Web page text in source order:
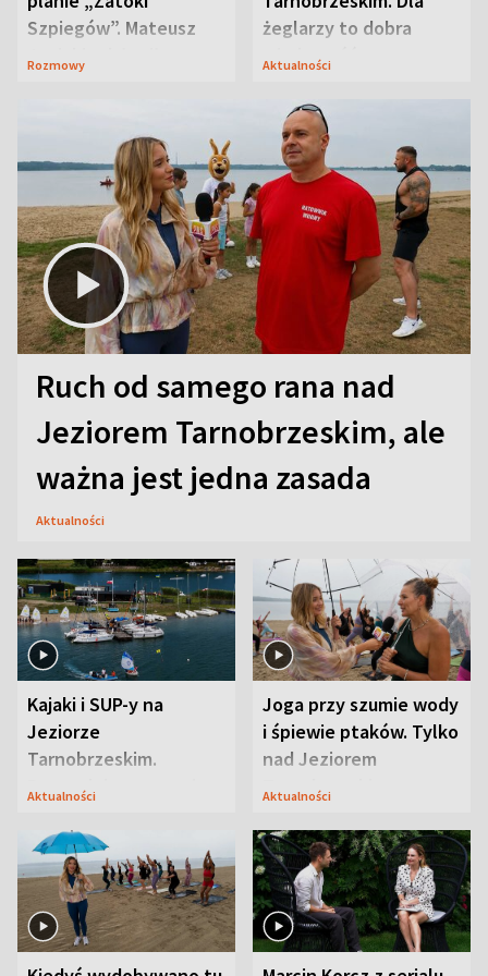
Szpiegów”. Mateusz
Janicki odsłonił
Rozmowy
żeglarzy to dobra
wiadomość
Aktualności
Ruch od samego rana nad
Jeziorem Tarnobrzeskim, ale
ważna jest jedna zasada
Aktualności
Kajaki i SUP-y na
Jeziorze
Tarnobrzeskim.
Przyrodnicy zwracają
Aktualności
Joga przy szumie wody
i śpiewie ptaków. Tylko
nad Jeziorem
Tarnobrzeskim
Aktualności